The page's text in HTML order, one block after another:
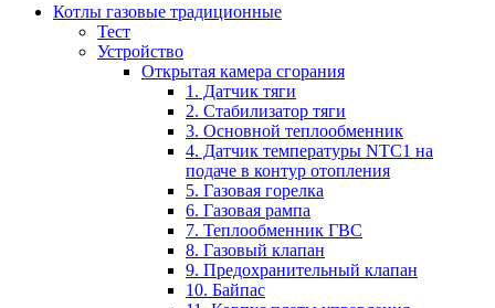
Котлы газовые традиционные
Тест
Устройство
Открытая камера сгорания
1. Датчик тяги
2. Стабилизатор тяги
3. Основной теплообменник
4. Датчик температуры NTC1 на
подаче в контур отопления
5. Газовая горелка
6. Газовая рампа
7. Теплообменник ГВС
8. Газовый клапан
9. Предохранительный клапан
10. Байпас